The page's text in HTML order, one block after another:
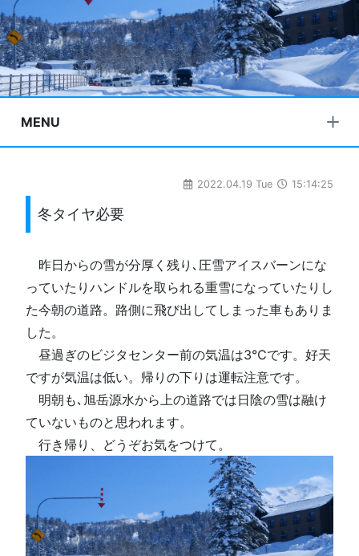
MENU
2022.04.19 Tue 15:14:25
冬タイヤ必要
昨日からの雪が分厚く残り､圧雪アイスバーンにな
っていたりハンドルを取られる重雪になっていたりし
た今朝の道路。路側に飛び出してしまった車もありま
した。
昼過ぎのビジタセンター前の気温は3℃です。好天
ですが気温は低い。帰りの下りは運転注意です。
明朝も､旭岳源水から上の道路では日陰の雪は融け
ていないものと思われます。
行き帰り、どうぞお気をつけて。